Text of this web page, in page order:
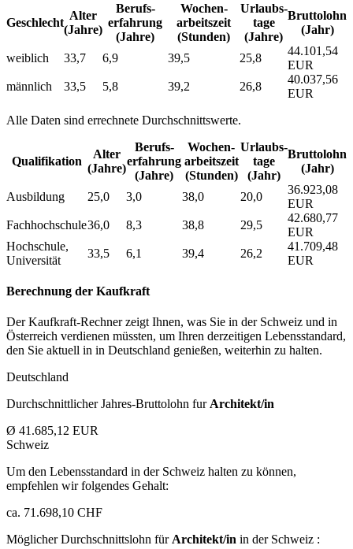
Geschlecht
Alter
(Jahre)
Berufs­
erfahrung
(Jahre)
Wochen­
arbeitszeit
(Stunden)
Urlaubs­
tage
(Jahre)
Bruttolohn
(Jahr)
weiblich 33,7 6,9 39,5 25,8
44.101,54
EUR
männlich
33,5 5,8 39,2 26,8
40.037,56
EUR
Alle Daten sind errechnete Durchschnittswerte.
Qualifikation
Alter
(Jahre)
Berufs­
erfahrung
(Jahre)
Wochen­
arbeitszeit
(Stunden)
Urlaubs­
tage
(Jahr)
Bruttolohn
(Jahr)
Ausbildung 25,0 3,0 38,0 20,0
36.923,08
EUR
Fachhochschule36,0 8,3 38,8 29,5
42.680,77
EUR
Hochschule,
Universität
33,5 6,1 39,4 26,2
41.709,48
EUR
Berechnung der Kaufkraft
Der Kaufkraft-Rechner zeigt Ihnen, was Sie in der Schweiz und in
Österreich verdienen müssten, um Ihren derzeitigen Lebensstandard,
den Sie aktuell in in Deutschland genießen, weiterhin zu halten.
Deutschland
Durchschnittlicher Jahres-Bruttolohn furArchitekt/in
Ø 41.685,12 EUR
Schweiz
Um den Lebensstandard in der Schweiz halten zu können,
empfehlen wir folgendes Gehalt:
ca. 71.698,10 CHF
Möglicher Durchschnittslohn fürArchitekt/in in der Schweiz :